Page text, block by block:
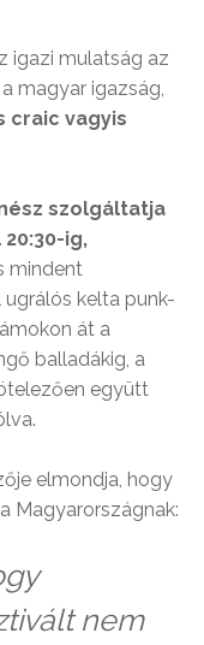
igazi mulatság az
magyar igazság,
craic vagyis
szolgáltatja
ig,
mindent
ugrálós kelta punk-
át a
balladákig, a
együtt
elmondja, hogy
Magyarországnak:
nem